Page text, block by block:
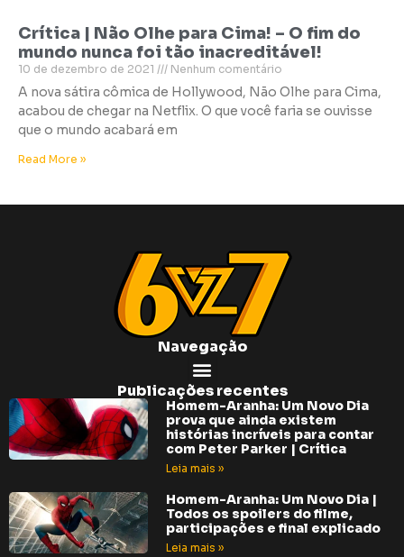
Crítica | Não Olhe para Cima! – O fim do
mundo nunca foi tão inacreditável!
10 de dezembro de 2021 Nenhum comentário
A nova sátira cômica de Hollywood, Não Olhe para Cima,
acabou de chegar na Netflix. O que você faria se ouvisse
que o mundo acabará em
Read More »
Navegação
Publicações recentes
Homem-Aranha: Um Novo Dia
prova que ainda existem
histórias incríveis para contar
com Peter Parker | Crítica
Leia mais »
Homem-Aranha: Um Novo Dia |
Todos os spoilers do filme,
participações e final explicado
Leia mais »